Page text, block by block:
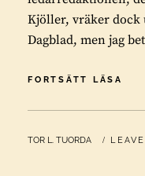
Kjöller, vräker dock
Dagblad, men jag
FORTSÄTT LÄSA
I
BY
TOR L. TUORDA